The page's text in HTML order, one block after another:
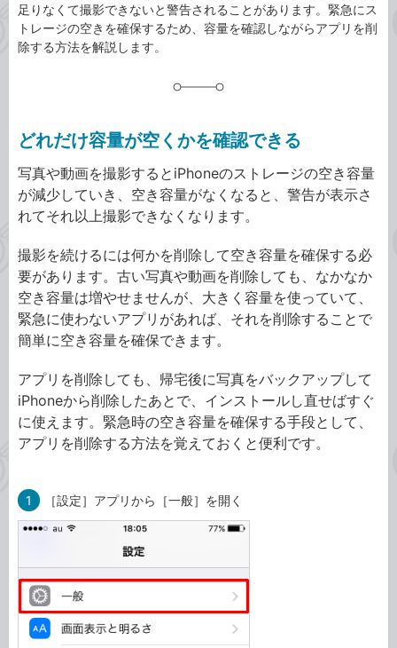
足りなくて撮影できないと警告されることがあります。緊急にス
トレージの空きを確保するため、容量を確認しながらアプリを削
除する方法を解説します。
どれだけ容量が空くかを確認できる
写真や動画を撮影するとiPhoneのストレージの空き容量
が減少していき、空き容量がなくなると、警告が表示さ
れてそれ以上撮影できなくなります。
撮影を続けるには何かを削除して空き容量を確保する必
要があります。古い写真や動画を削除しても、なかなか
空き容量は増やせませんが、大きく容量を使っていて、
緊急に使わないアプリがあれば、それを削除することで
簡単に空き容量を確保できます。
アプリを削除しても、帰宅後に写真をバックアップして
iPhoneから削除したあとで、インストールし直せばすぐ
に使えます。緊急時の空き容量を確保する手段として、
アプリを削除する方法を覚えておくと便利です。
1 ［設定］アプリから［一般］を開く